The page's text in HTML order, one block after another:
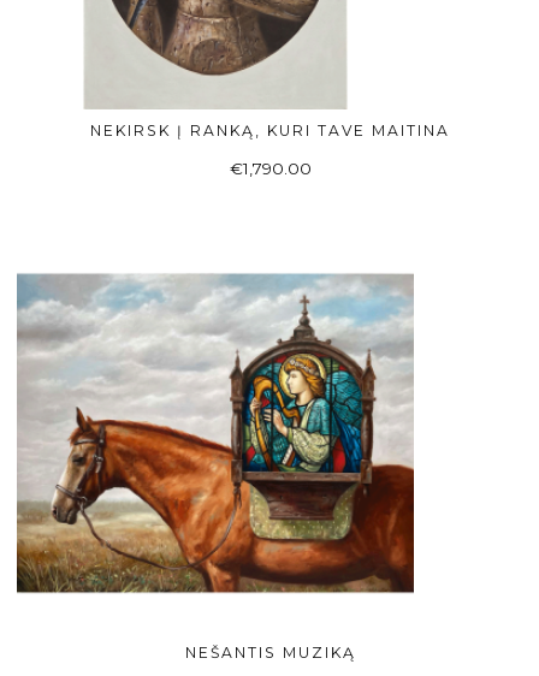
Į KREPŠELĮ
NEKIRSK Į RANKĄ, KURI TAVE MAITINA
€1,790.00
Į KREPŠELĮ
NEŠANTIS MUZIKĄ